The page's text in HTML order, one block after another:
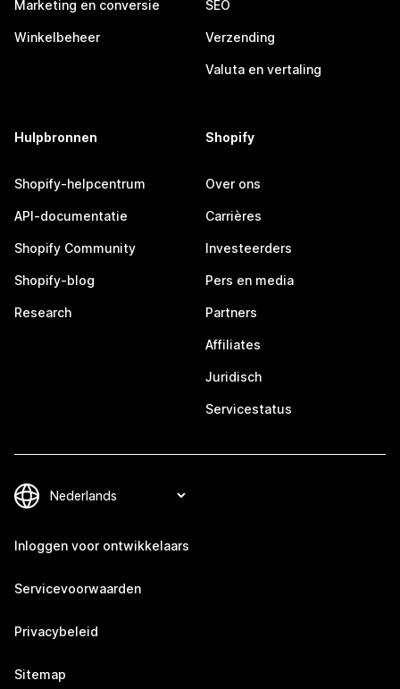
Marketing en conversie
Winkelbeheer
SEO
Verzending
Valuta en vertaling
Hulpbronnen
Shopify-helpcentrum
API-documentatie
Shopify Community
Shopify-blog
Research
Shopify
Over ons
Carrières
Investeerders
Pers en media
Partners
Affiliates
Juridisch
Servicestatus
Inloggen voor ontwikkelaars
Servicevoorwaarden
Privacybeleid
Sitemap